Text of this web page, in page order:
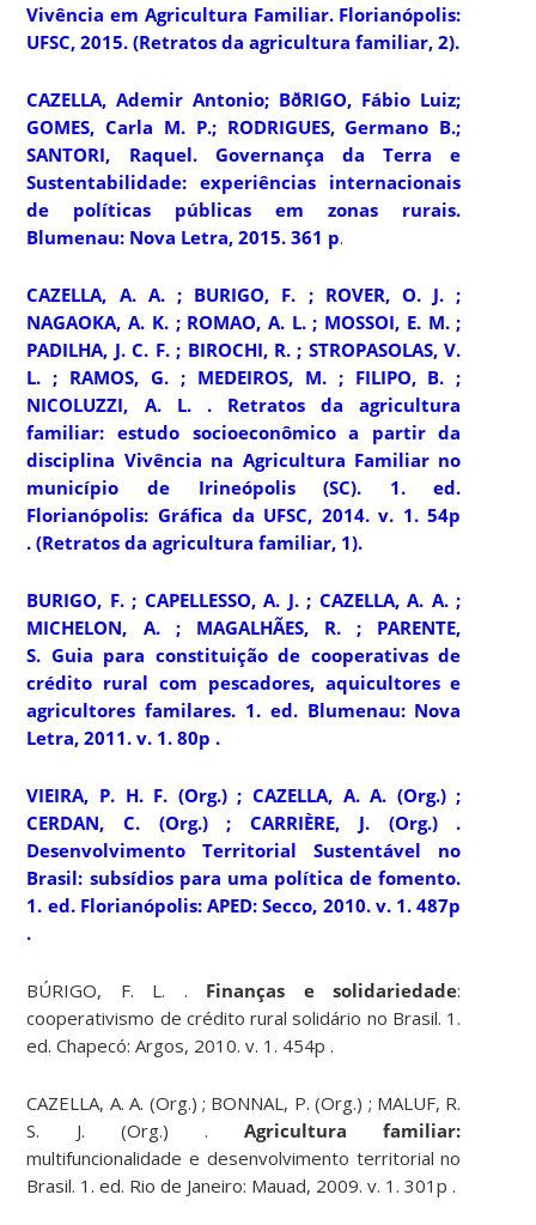
Vivência em Agricultura Familiar. Florianópolis:
UFSC, 2015. (Retratos da agricultura familiar, 2).
CAZELLA, Ademir Antonio; BðRIGO, Fábio Luiz;
GOMES, Carla M. P.; RODRIGUES, Germano B.;
SANTORI, Raquel. Governança da Terra e
Sustentabilidade: experiências internacionais
de políticas públicas em zonas rurais.
Blumenau: Nova Letra, 2015. 361 p.
CAZELLA, A. A. ; BURIGO, F. ; ROVER, O. J. ;
NAGAOKA, A. K. ; ROMAO, A. L. ; MOSSOI, E. M. ;
PADILHA, J. C. F. ; BIROCHI, R. ; STROPASOLAS, V.
L. ; RAMOS, G. ; MEDEIROS, M. ; FILIPO, B. ;
NICOLUZZI, A. L. . Retratos da agricultura
familiar: estudo socioeconômico a partir da
disciplina Vivência na Agricultura Familiar no
município de Irineópolis (SC). 1. ed.
Florianópolis: Gráfica da UFSC, 2014. v. 1. 54p
. (Retratos da agricultura familiar, 1).
BURIGO, F. ; CAPELLESSO, A. J. ; CAZELLA, A. A. ;
MICHELON, A. ; MAGALHÃES, R. ; PARENTE,
S. Guia para constituição de cooperativas de
crédito rural com pescadores, aquicultores e
agricultores familares. 1. ed. Blumenau: Nova
Letra, 2011. v. 1. 80p .
VIEIRA, P. H. F. (Org.) ; CAZELLA, A. A. (Org.) ;
CERDAN, C. (Org.) ; CARRIÈRE, J. (Org.) .
Desenvolvimento Territorial Sustentável no
Brasil: subsídios para uma política de fomento.
1. ed. Florianópolis: APED: Secco, 2010. v. 1. 487p
.
BÚRIGO, F. L. . Finanças e solidariedade:
cooperativismo de crédito rural solidário no Brasil. 1.
ed. Chapecó: Argos, 2010. v. 1. 454p .
CAZELLA, A. A. (Org.) ; BONNAL, P. (Org.) ; MALUF, R.
S. J. (Org.) .Agricultura familiar:
multifuncionalidade e desenvolvimento territorial no
Brasil. 1. ed. Rio de Janeiro: Mauad, 2009. v. 1. 301p .